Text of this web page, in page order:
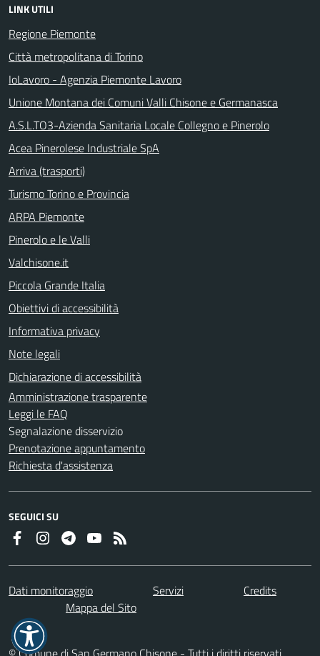
LINK UTILI
Regione Piemonte
Città metropolitana di Torino
IoLavoro - Agenzia Piemonte Lavoro
Unione Montana dei Comuni Valli Chisone e Germanasca
A.S.L.TO3-Azienda Sanitaria Locale Collegno e Pinerolo
Acea Pinerolese Industriale SpA
Arriva (trasporti)
Turismo Torino e Provincia
ARPA Piemonte
Pinerolo e le Valli
Valchisone.it
Piccola Grande Italia
Obiettivi di accessibilità
Informativa privacy
Note legali
Dichiarazione di accessibilità
Amministrazione trasparente
Leggi le FAQ
Segnalazione disservizio
Prenotazione appuntamento
Richiesta d'assistenza
SEGUICI SU
Dati monitoraggio Servizi
Credits
Mappa del Sito